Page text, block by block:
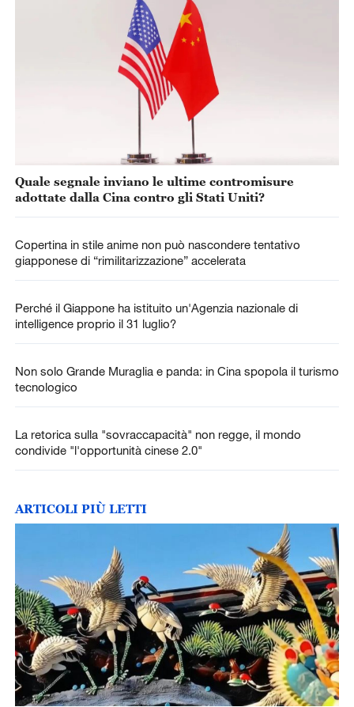
Quale segnale inviano le ultime contromisure
adottate dalla Cina contro gli Stati Uniti?
Copertina in stile anime non può nascondere tentativo
giapponese di “rimilitarizzazione” accelerata
Perché il Giappone ha istituito un'Agenzia nazionale di
intelligence proprio il 31 luglio?
Non solo Grande Muraglia e panda: in Cina spopola il turismo
tecnologico
La retorica sulla "sovraccapacità" non regge, il mondo
condivide "l'opportunità cinese 2.0"
ARTICOLI PIÙ LETTI